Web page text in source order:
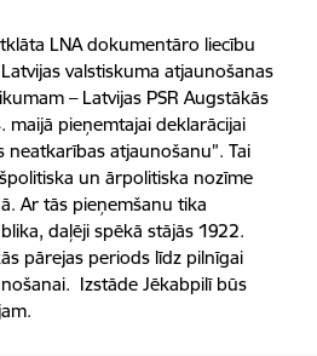
LNA dokumentāro liecību
valstiskuma atjaunošanas
– Latvijas PSR Augstākās
maijā pieņemtajai deklarācijai
neatkarības atjaunošanu”. Tai
un ārpolitiska nozīme
Ar tās pieņemšanu tika
daļēji spēkā stājās 1922.
pārejas periods līdz pilnīgai
Izstāde Jēkabpilī būs